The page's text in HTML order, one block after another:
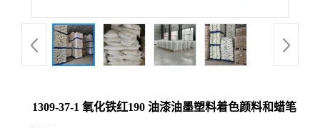
1309-37-1 氧化铁红190 油漆油墨塑料着色颜料和蜡笔